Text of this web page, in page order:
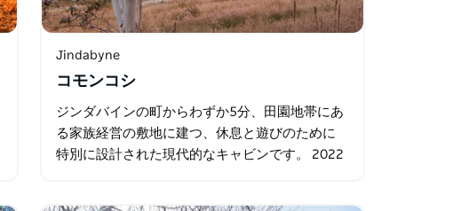
Jindabyne
コモンコシ
ジンダバインの町からわずか5分、田園地帯にあ
る家族経営の敷地に建つ、休息と遊びのために
特別に設計された現代的なキャビンです。 2022